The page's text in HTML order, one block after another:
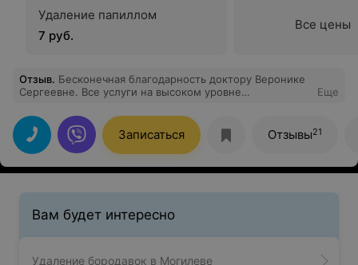
Удаление папиллом
7 руб.
Все цены
Отзыв. Бесконечная благодарность доктору Веронике
Сергеевне. Все услуги на высоком уровне
др.) очень доброжелательная.
Еще
Записаться Отзывы21
Вам будет интересно
Удаление бородавок в Могилеве